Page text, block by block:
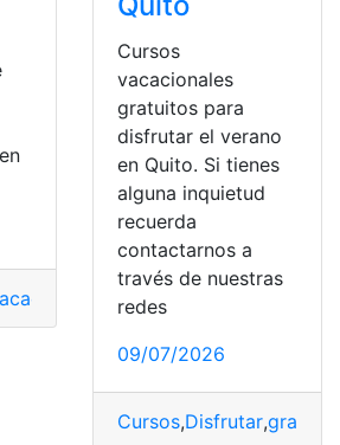
en Quito
Cursos
vacacionales
gratuitos para
disfrutar el verano
en Quito. Si tienes
alguna inquietud
recuerda
contactarnos a
través de nuestras
redes
09/07/2026
Cursos,Disfrutar,